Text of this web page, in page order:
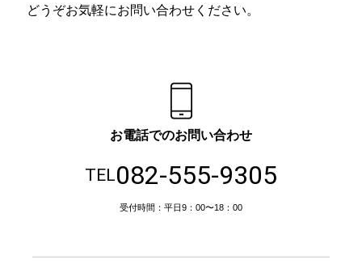
どうぞお気軽にお問い合わせください。
お電話でのお問い合わせ
TEL082-555-9305
受付時間：平日9：00〜18：00